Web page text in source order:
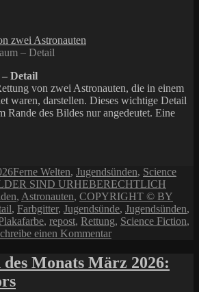
– Detail
Detail
von zwei Astronauten, die in einem
waren, darstellen. Dieses wichtige Detail
Rande des Bildes nur angedeutet. Eine
Kategorien
Ferne Welten, Jugendsünden, Science
SIND URHEBERECHTLICH
, Astronauten, COPYRIGHT © BY
, Farbgitter, Jugendsünde, Jugendsünden,
, repost, Rettung, Science Fiction,
einen Kommentarzu
Rettung
im
Monats März 2026: